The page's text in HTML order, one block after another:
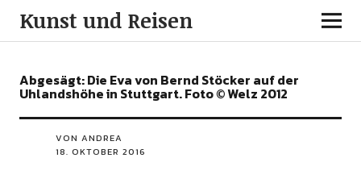
Kunst und Reisen
Abgesägt: Die Eva von Bernd Stöcker auf der
Uhlandshöhe in Stuttgart. Foto © Welz 2012
VON ANDREA
18. OKTOBER 2016